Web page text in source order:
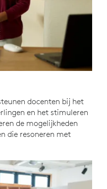
docenten bij het
en het stimuleren
de mogelijkheden
die resoneren met